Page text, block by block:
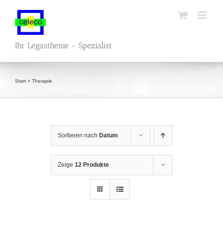
springen
Ihr Legasthenie - Spezialist
Start » Therapie
Sortieren nach Datum
Zeige 12 Produkte